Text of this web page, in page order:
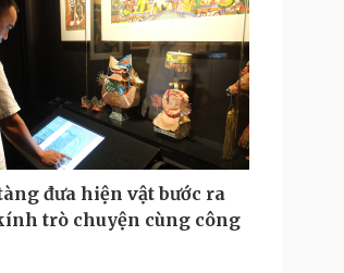
đưa hiện vật bước ra
trò chuyện cùng công